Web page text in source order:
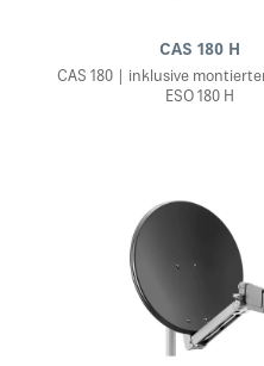
CAS 180 H
CAS 180 | inklusive
ESO 180 H